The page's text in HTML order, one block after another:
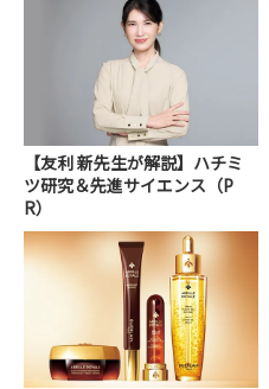
【友利 新先生が解説】ハチミ
ツ研究＆先進サイエンス（P
R）